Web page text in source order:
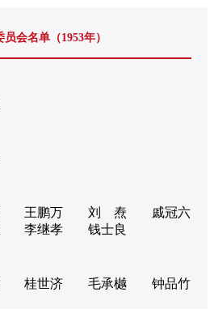
会名单（1953年）
王鹏万 刘 焘
戚冠六
李继孝 钱士良
桂世济 毛承樾 钟品竹